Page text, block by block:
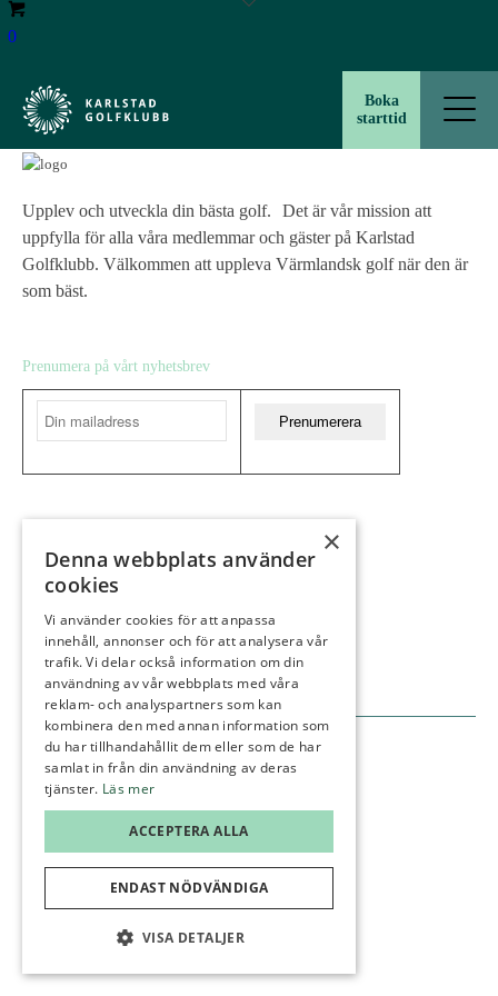
0
Boka
starttid
Upplev och utveckla din bästa golf. Det är vår mission att
uppfylla för alla våra medlemmar och gäster på Karlstad
Golfklubb. Välkommen att uppleva Värmlandsk golf när den är
som bäst.
Gästinfo
Våra banor
Ställplatser
Greenfee
Konferens
Boka starttid
Träna
Junior
Kontakt
Prenumera på vårt nyhetsbrev
Prenumerera
Administration GDPR
×
Denna webbplats använder
cookies
Vi använder cookies för att anpassa
innehåll, annonser och för att analysera vår
trafik. Vi delar också information om din
användning av vår webbplats med våra
reklam- och analyspartners som kan
kombinera den med annan information som
du har tillhandahållit dem eller som de har
samlat in från din användning av deras
tjänster. Läs mer
ACCEPTERA ALLA
ENDAST NÖDVÄNDIGA
VISA DETALJER